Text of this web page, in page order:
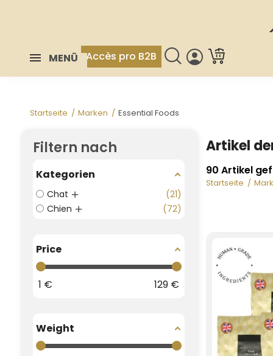
MENÜ Accès pro B2B
Startseite Marken Essential Foods
Filtern nach
Kategorien
Chat
21
Chien
72
Price
1 € 129€
Weight
Artikel
90 Artikel
Startseite